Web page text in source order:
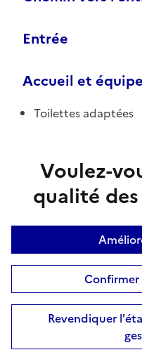
Entrée
Accueil et
Toilettes adaptées
Voulez-
qualité
Revendiquer